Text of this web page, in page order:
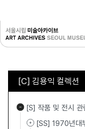
[C] 김용익 컬렉션
[S] 작품 및 전시 관
[SS] 1970년대